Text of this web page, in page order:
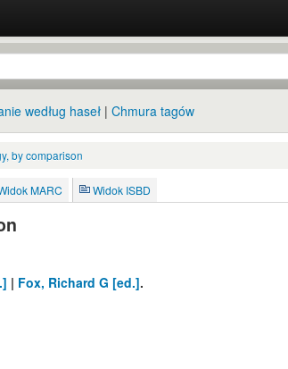
według haseł Chmura tagów
by comparison
MARC Widok ISBD
| Fox, Richard G [ed.].